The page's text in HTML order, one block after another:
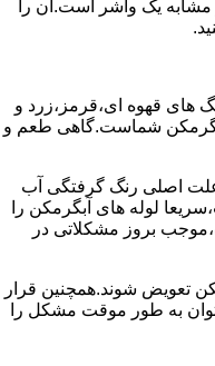
یک واشر است.آن را
های قهوه ای،قرمز،زرد و
شماست.گاهی طعم و
اصلی رنگ گرفتگی آب
لوله های آبگرمکن را
بروز مشکلاتی در
تعویض شوند.همچنین قرار
به طور موقت مشکل را